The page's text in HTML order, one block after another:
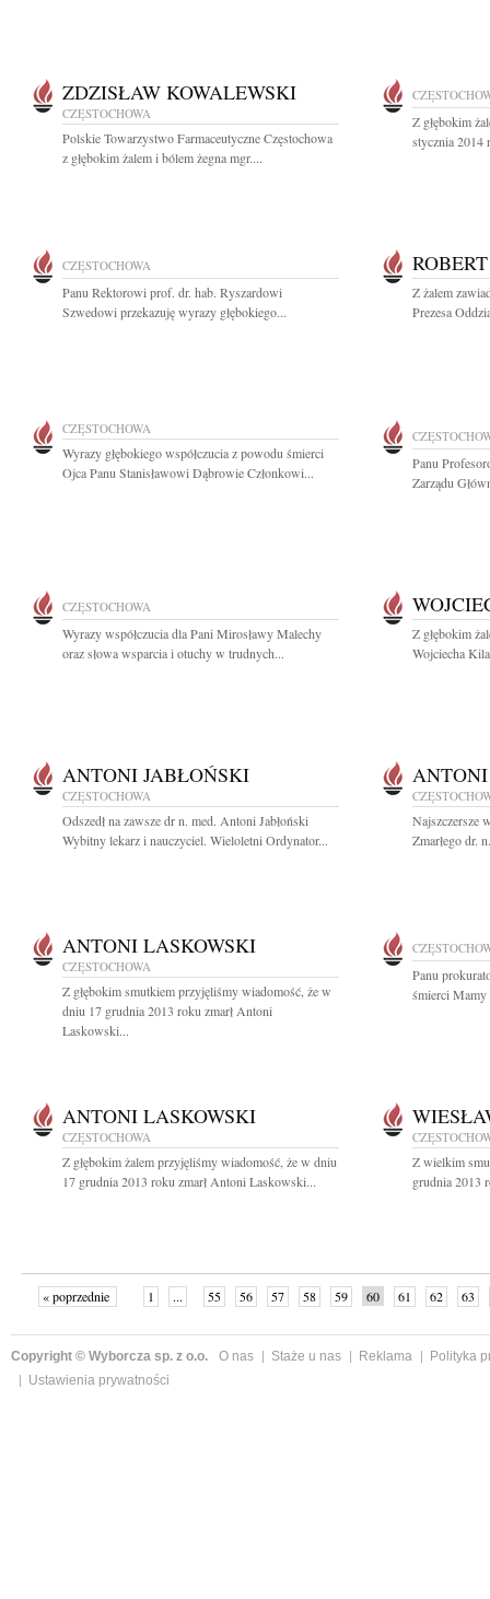
ZDZISŁAW KOWALEWSKI
CZĘSTOCHOWA
Polskie Towarzystwo Farmaceutyczne Częstochowa
z głębokim żalem i bólem żegna mgr....
Z głębokim
stycznia 2014
CZĘSTOCHOWA
Panu Rektorowi prof. dr. hab. Ryszardowi
Szwedowi przekazuję wyrazy głębokiego...
Z żalem
Prezesa
CZĘSTOCHOWA
Wyrazy głębokiego współczucia z powodu śmierci
Ojca Panu Stanisławowi Dąbrowie Członkowi...
Panu
Zarządu
CZĘSTOCHOWA
Wyrazy współczucia dla Pani Mirosławy Malechy
oraz słowa wsparcia i otuchy w trudnych...
Z głębokim
Wojciecha
ANTONI JABŁOŃSKI
CZĘSTOCHOWA
Odszedł na zawsze dr n. med. Antoni Jabłoński
Wybitny lekarz i nauczyciel. Wieloletni Ordynator...
Najszczersze
Zmarłego dr.
ANTONI LASKOWSKI
CZĘSTOCHOWA
Z głębokim smutkiem przyjęliśmy wiadomość, że w
dniu 17 grudnia 2013 roku zmarł Antoni
Laskowski...
Panu
śmierci Mamy
ANTONI LASKOWSKI
CZĘSTOCHOWA
Z głębokim żalem przyjęliśmy wiadomość, że w dniu
17 grudnia 2013 roku zmarł Antoni Laskowski...
Z wielkim
grudnia 2013
« poprzednie 1 ... 55 56 57 58 59 60 61 62
63
Copyright © Wyborcza sp. z o.o. O nas Staże u nas Reklama
Polityka
Ustawienia prywatności